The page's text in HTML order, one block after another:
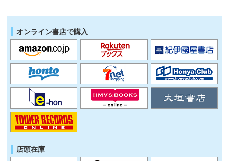
オンライン書店で購入
店頭在庫